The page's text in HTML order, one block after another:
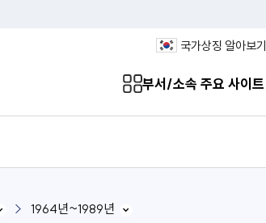
국가상징 알아보기
부서/소속 주요 사이트
1964년~1989년